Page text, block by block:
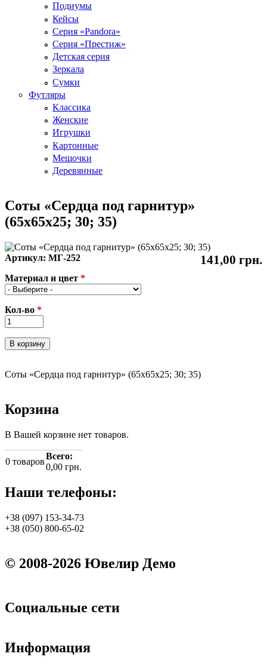
Подиумы
Кейсы
Серия «Pandora»
Серия «Престиж»
Детская серия
Зеркала
Сумки
Футляры
Классика
Женские
Игрушки
Картонные
Мешочки
Деревянные
Соты «Сердца под гарнитур»
(65x65x25; 30; 35)
Артикул: МГ-252 141,00 грн.
Материал и цвет *
Кол-во *
Соты «Сердца под гарнитур» (65x65x25; 30; 35)
Корзина
В Вашей корзине нет товаров.
0 товаров
Всего:
0,00 грн.
Наши телефоны:
+38 (097) 153-34-73
+38 (050) 800-65-02
© 2008-2026 Ювелир Демо
Социальные сети
Информация